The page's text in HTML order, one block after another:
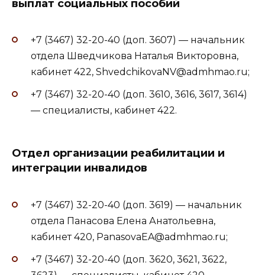
выплат социальных пособий
+7 (3467) 32-20-40 (доп. 3607) — начальник
отдела Шведчикова Наталья Викторовна,
кабинет 422, ShvedchikovaNV@admhmao.ru;
+7 (3467) 32-20-40 (доп. 3610, 3616, 3617, 3614)
— специалисты, кабинет 422.
Отдел организации реабилитации и
интеграции инвалидов
+7 (3467) 32-20-40 (доп. 3619) — начальник
отдела Панасова Елена Анатольевна,
кабинет 420, PanasovaEA@admhmao.ru;
+7 (3467) 32-20-40 (доп. 3620, 3621, 3622,